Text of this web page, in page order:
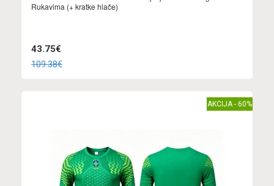
Rukavima (+ kratke hlače)
43.75€
109.38€
AKCIJA - 60%